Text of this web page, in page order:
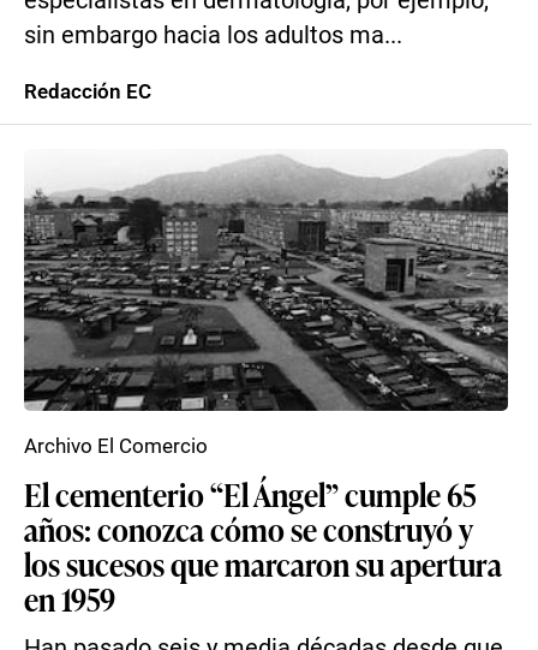
sin embargo hacia los adultos ma...
Redacción EC
El cementerio “El Ángel” cumple 65
años: conozca cómo se construyó y
los sucesos que marcaron su apertura
en 1959
Archivo El Comercio